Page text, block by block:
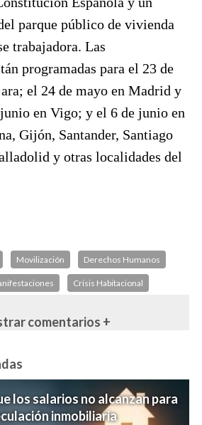
parque público de vivienda
trabajadora. Las
programadas para el 23 de
el 24 de mayo en Madrid y
en Vigo; y el 6 de junio en
Gijón, Santander, Santiago
y otras localidades del
Movilización Derechos Humanos
Crisis Habitacional
comentarios +
los salarios no alcanzan para
inmobiliaria